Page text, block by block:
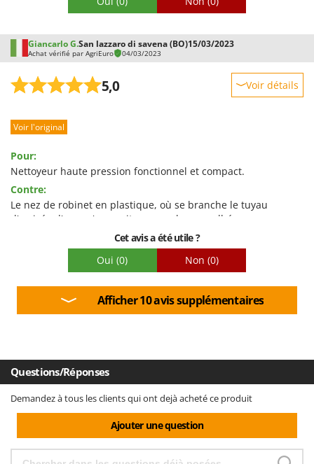
Giancarlo G.San lazzaro di savena (BO)15/03/2023
Achat vérifié par AgriEuro 04/03/2023
5,0 Voir détails
Prestations
Qualité / Prix
Facilité de montage
Emballage
Voir l'original
Pour:
Nettoyeur haute pression fonctionnel et compact.
Contre:
Le nez de robinet en plastique, où se branche le tuyau
d'arrivée d'eau, n'assurait pas une bonne adhérence
mécanique avec le raccord rapide CLABER. Dès que la
pression a été appliquée, le raccord rapide s'est relâché. J'ai
dû remplacer la prise du robinet fournie par celle que je
possédais déjà.
Cet avis a été utile ?
Oui (0) Non (0)
Afficher 10 avis supplémentaires
Questions/Réponses
Demandez à tous les clients qui ont dejà acheté ce produit
Ajouter une question